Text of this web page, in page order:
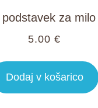
za
5.00 €
Dodaj v košarico